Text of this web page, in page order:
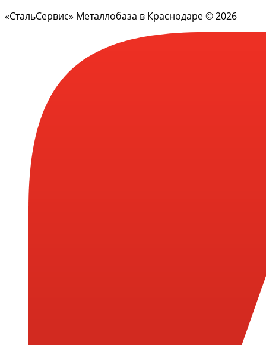
«СтальСервис» Металлобаза в Краснодаре © 2026